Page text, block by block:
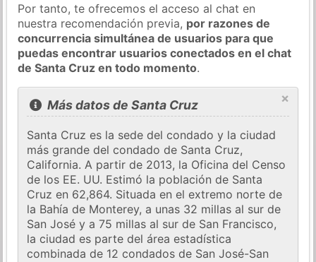
Por tanto, te ofrecemos el acceso al chat en
nuestra recomendación previa, por razones de
concurrencia simultánea de usuarios para que
puedas encontrar usuarios conectados en el chat
de Santa Cruz en todo momento.
×
Más datos de Santa Cruz
Santa Cruz es la sede del condado y la ciudad
más grande del condado de Santa Cruz,
California. A partir de 2013, la Oficina del Censo
de los EE. UU. Estimó la población de Santa
Cruz en 62,864. Situada en el extremo norte de
la Bahía de Monterey, a unas 32 millas al sur de
San José y a 75 millas al sur de San Francisco,
la ciudad es parte del área estadística
combinada de 12 condados de San José-San